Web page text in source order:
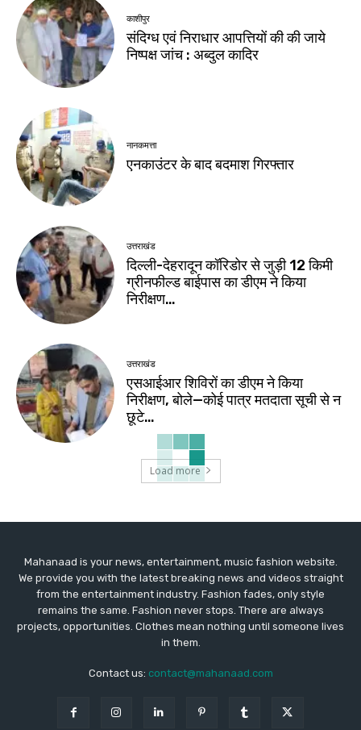
काशीपुर
संदिग्ध एवं निराधार आपत्तियों की की जाये
निष्पक्ष जांच : अब्दुल कादिर
नानकमत्ता
एनकाउंटर के बाद बदमाश गिरफ्तार
उत्तराखंड
दिल्ली-देहरादून कॉरिडोर से जुड़ी 12 किमी
ग्रीनफील्ड बाईपास का डीएम ने किया
निरीक्षण…
उत्तराखंड
एसआईआर शिविरों का डीएम ने किया
निरीक्षण, बोले—कोई पात्र मतदाता सूची से न
छूटे…
Load more
Mahanaad is your news, entertainment, music fashion website.
We provide you with the latest breaking news and videos straight
from the entertainment industry. Fashion fades, only style
remains the same. Fashion never stops. There are always
projects, opportunities. Clothes mean nothing until someone lives
in them.
Contact us: contact@mahanaad.com